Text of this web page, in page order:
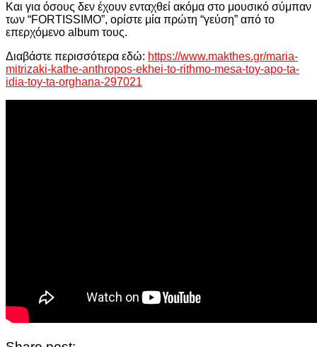
Και για όσους δεν έχουν ενταχθεί ακόμα στο μουσικό σύμπαν
των “FORTISSIMO”, ορίστε μία πρώτη “γεύση” από το
επερχόμενο album τους.
Διαβάστε περισσότερα εδώ: https://www.makthes.gr/maria-
mitrizaki-kathe-anthropos-ekhei-to-rithmo-mesa-toy-apo-ta-
idia-toy-ta-orghana-297021